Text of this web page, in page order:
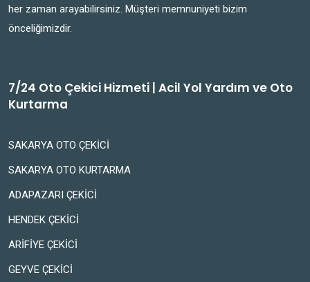
her zaman arayabilirsiniz. Müşteri memnuniyeti bizim
önceliğimizdir.
7/24 Oto Çekici Hizmeti | Acil Yol Yardım ve Oto
Kurtarma
SAKARYA OTO ÇEKİCİ
SAKARYA OTO KURTARMA
ADAPAZARI ÇEKİCİ
HENDEK ÇEKİCİ
ARİFİYE ÇEKİCİ
GEYVE ÇEKİCİ